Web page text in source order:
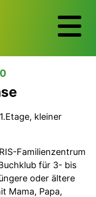
kleiner
Familienzentrum
für 3- bis
oder ältere
Mama, Papa,